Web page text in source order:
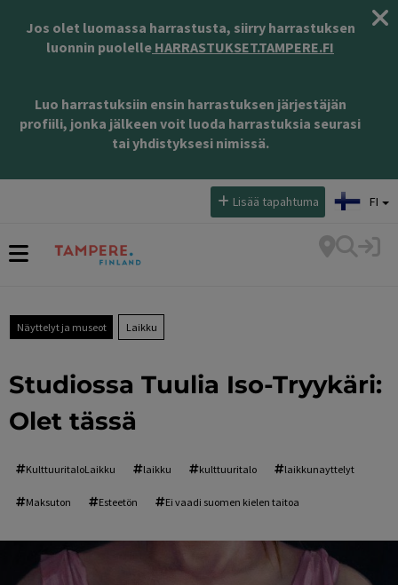
Jos olet luomassa harrastusta, siirry harrastuksen
luonnin puolelle HARRASTUKSET.TAMPERE.FI
Luo harrastuksiin ensin harrastuksen järjestäjän
profiili, jonka jälkeen voit luoda harrastuksia seurasi
tai yhdistyksesi nimissä.
Lisää tapahtuma FI
Näyttelyt ja museot Laikku
Studiossa Tuulia Iso-Tryykäri:
Olet tässä
KulttuuritaloLaikku laikku kulttuuritalo laikkunayttelyt
Maksuton Esteetön Ei vaadi suomen kielen taitoa